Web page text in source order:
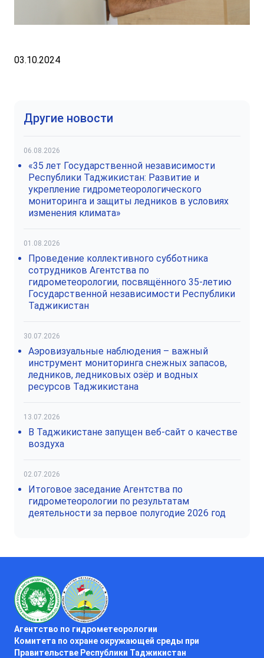
03.10.2024
Другие новости
06.08.2026
«35 лет Государственной независимости
Республики Таджикистан: Развитие и
укрепление гидрометеорологического
мониторинга и защиты ледников в условиях
изменения климата»
01.08.2026
Проведение коллективного субботника
сотрудников Агентства по
гидрометеорологии, посвящённого 35-летию
Государственной независимости Республики
Таджикистан
30.07.2026
Аэровизуальные наблюдения – важный
инструмент мониторинга снежных запасов,
ледников, ледниковых озёр и водных
ресурсов Таджикистана
13.07.2026
В Таджикистане запущен веб-сайт о качестве
воздуха
02.07.2026
Итоговое заседание Агентства по
гидрометеорологии по результатам
деятельности за первое полугодие 2026 год
Агентство по гидрометеорологии
Комитета по охране окружающей среды при
Правительстве Республики Таджикистан